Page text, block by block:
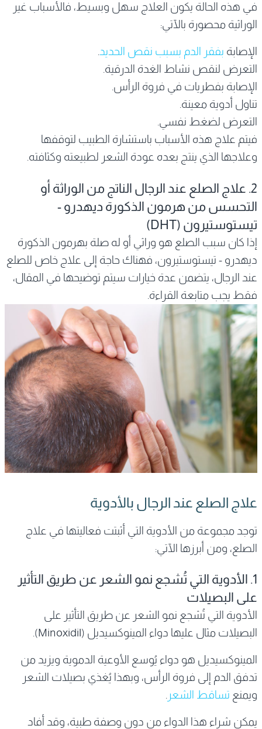
في هذه الحالة يكون العلاج سهل وبسيط، فالأسباب غير
الوراثية محصورة بالآتي:
الإصابة بفقر الدم بسبب نقص الحديد
التعرض لنقص نشاط الغدة الدرقية.
الإصابة بفطريات في فروة الرأس.
تناول أدوية معينة.
التعرض لضغط نفسي.
فيتم علاج هذه الأسباب باستشارة الطبيب لتوقفها
وعلاجها الذي ينتج بعده عودة الشعر لطبيعته وكثافته.
2. علاج الصلع عند الرجال الناتج من الوراثة أو
التحسس من هرمون الذكورة ديهدرو -
تيستوستيرون (DHT)
إذا كان سبب الصلع هو وراثي أو له صلة بهرمون الذكورة
ديهدرو - تيستوستيرون، فهناك حاجة إلى علاج خاص للصلع
عند الرجال، يتضمن عدة خيارات سيتم توضيحها في المقال،
فقط يجب متابعة القراءة.
علاج الصلع عند الرجال بالأدوية
توجد مجموعة من الأدوية التي أثبتت فعاليتها في علاج
الصلع، ومن أبرزها الآتي:
1. الأدوية التي تُشجع نمو الشعر عن طريق التأثير
على البصيلات
الأدوية التي تُشجع نمو الشعر عن طريق التأثير على
البصيلات مثال عليها دواء المينوكسيديل (Minoxidil).
المينوكسيديل هو دواء يُوسع الأوعية الدموية ويزيد من
تدفق الدم إلى فروة الرأس، وبهذا يُغذي بصيلات الشعر
ويمنع تساقط الشعر.
يمكن شراء هذا الدواء من دون وصفة طبية، وقد أفاد